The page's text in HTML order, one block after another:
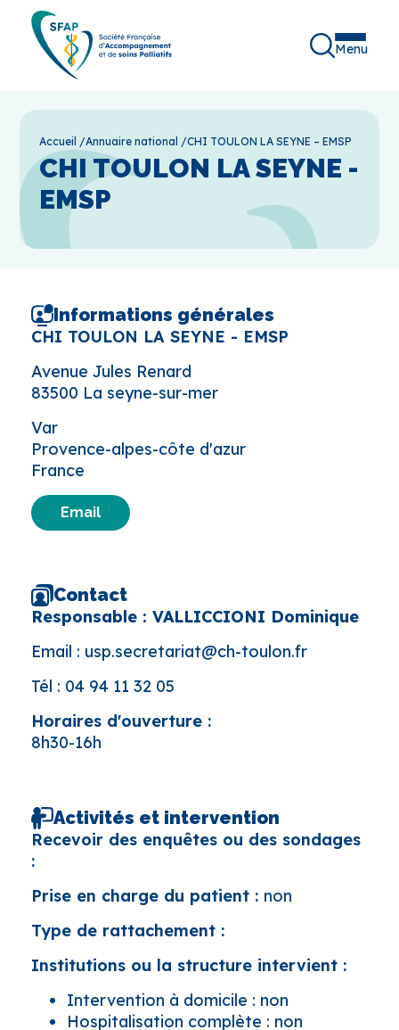
Menu
Accueil /Annuaire national /CHI TOULON LA SEYNE – EMSP
CHI TOULON LA SEYNE -
EMSP
Informations générales
CHI TOULON LA SEYNE - EMSP
Avenue Jules Renard
83500 La seyne-sur-mer
Var
Provence-alpes-côte d'azur
France
Email
Contact
Responsable : VALLICCIONI Dominique
Email : usp.secretariat@ch-toulon.fr
Tél : 04 94 11 32 05
Horaires d'ouverture :
8h30-16h
Activités et intervention
Recevoir des enquêtes ou des sondages
:
Prise en charge du patient : non
Type de rattachement :
Institutions ou la structure intervient :
Intervention à domicile : non
Hospitalisation complète : non